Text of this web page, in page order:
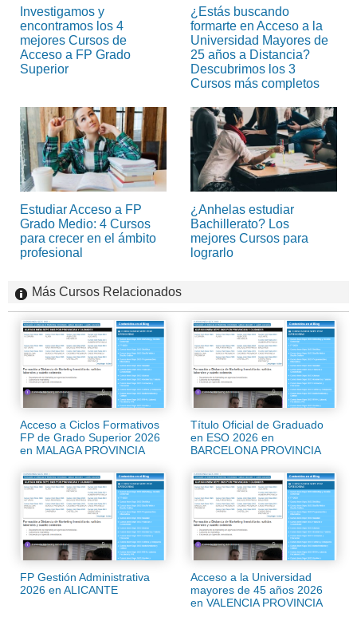
Investigamos y
encontramos los 4
mejores Cursos de
Acceso a FP Grado
Superior
¿Estás buscando
formarte en Acceso a la
Universidad Mayores de
25 años a Distancia?
Descubrimos los 3
Cursos más completos
Estudiar Acceso a FP
Grado Medio: 4 Cursos
para crecer en el ámbito
profesional
¿Anhelas estudiar
Bachillerato? Los
mejores Cursos para
lograrlo
Más Cursos Relacionados
Acceso a Ciclos Formativos
FP de Grado Superior 2026
en MALAGA PROVINCIA
Título Oficial de Graduado
en ESO 2026 en
BARCELONA PROVINCIA
FP Gestión Administrativa
2026 en ALICANTE
Acceso a la Universidad
mayores de 45 años 2026
en VALENCIA PROVINCIA